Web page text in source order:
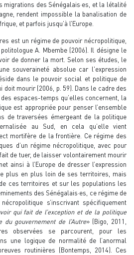
migrations des Sénégalais·es, et la létalité
rendent impossible la banalisation de
et parfois jusqu’à l’Europe.
est un régime de pouvoir nécropolitique,
A. Mbembe (2006). Il désigne le
de donner la mort. Selon ses études, le
souveraineté absolue car l'expression
dans le pouvoir social et politique de
doit mourir (2006, p. 59). Dans le cadre des
espaces-temps qu’elles concernent, la
est appropriée pour penser l’ensemble
de traversées émergeant de la politique
au Sud, en cela qu’elle vient
mortifère de la frontière. Ce régime des
d’un régime nécropolitique, avec pour
de tuer, de laisser volontairement mourir
ainsi à l’Europe de dresser l’expression
plus en plus loin de ses territoires, mais
ces territoires et sur les populations les
des Sénégalais·es, ce régime de
s’inscrivant spécifiquement
qui fait de l’exception et de la politique
gouvernement de l’Autre» (Bigo, 2011,
observées se parcourent, pour les
une logique de normalité de l’anormal
routinières (Bontemps, 2014). Ces